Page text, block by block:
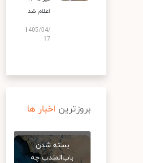
اعلام شد
1405/04/
17
بروزترین اخبار ها
بسته شدن
باب‌المندب چه